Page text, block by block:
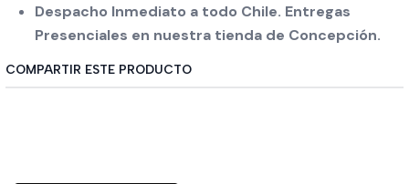
Despacho Inmediato a todo Chile. Entregas
Presenciales en nuestra tienda de Concepción.
COMPARTIR ESTE PRODUCTO